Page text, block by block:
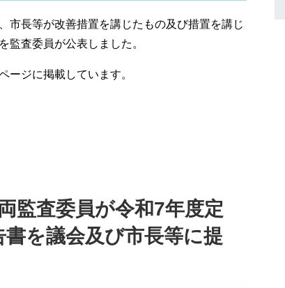
市長等が改善措置を講じたもの及び措置を講じ
監査委員が公表しました。
ージに掲載しています。
監査委員が令和7年度定
を議会及び市長等に提